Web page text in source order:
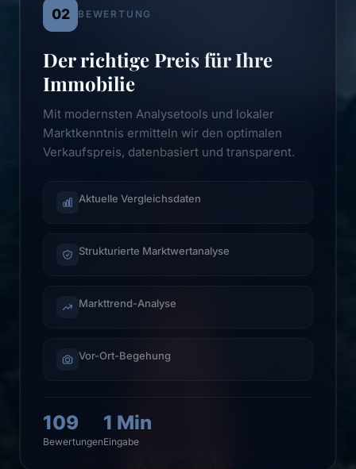
02 BEWERTUNG
Der richtige Preis für Ihre
Immobilie
Mit modernsten Analysetools und lokaler
Marktkenntnis ermitteln wir den optimalen
Verkaufspreis, datenbasiert und transparent.
Aktuelle Vergleichsdaten
Strukturierte Marktwertanalyse
Markttrend-Analyse
Vor-Ort-Begehung
109
Bewertungen
1 Min
Eingabe